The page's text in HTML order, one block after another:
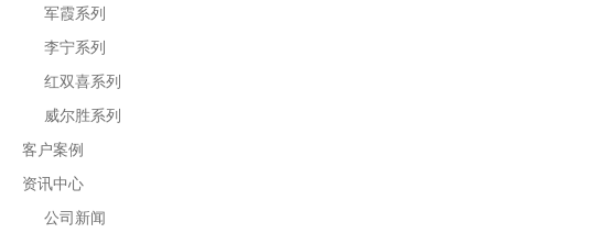
军霞系列
李宁系列
红双喜系列
威尔胜系列
客户案例
资讯中心
公司新闻